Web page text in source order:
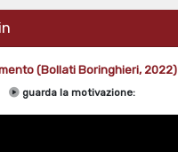
(Bollati Boringhieri, 2022)
guarda la motivazione: